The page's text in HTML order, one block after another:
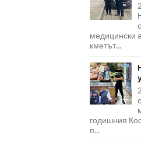
медицински
кметът...
годишния
п...